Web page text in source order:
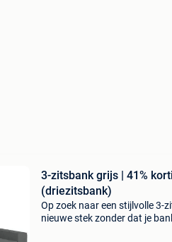
3-zitsbank grijs | 41%
(driezitsbank)
Op zoek naar een stijlvolle 3-
nieuwe stek zonder dat je